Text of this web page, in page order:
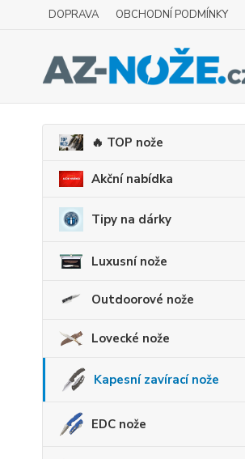
DOPRAVA OBCHODNÍ PODMÍNKY
🔥 TOP nože
Akční nabídka
Tipy na dárky
Luxusní nože
Outdoorové nože
Lovecké nože
Kapesní zavírací nože
EDC nože